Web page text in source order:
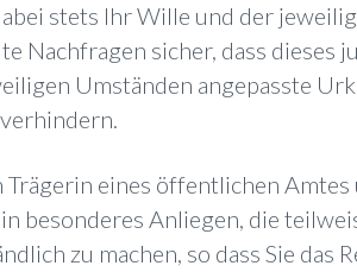
stets Ihr Wille und der
Nachfragen sicher, dass
Umständen angepasste
eines öffentlichen
besonderes Anliegen, die
zu machen, so dass Sie